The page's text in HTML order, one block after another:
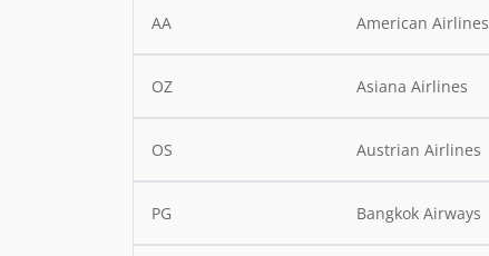
AA American Airlines
OZ Asiana Airlines
OS Austrian Airlines
PG Bangkok Airways